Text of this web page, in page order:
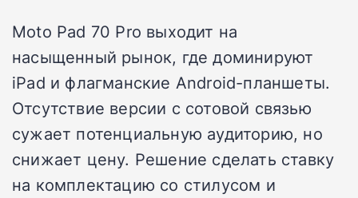
Moto Pad 70 Pro выходит на
насыщенный рынок, где доминируют
iPad и флагманские Android-планшеты.
Отсутствие версии с сотовой связью
сужает потенциальную аудиторию, но
снижает цену. Решение сделать ставку
на комплектацию со стилусом и